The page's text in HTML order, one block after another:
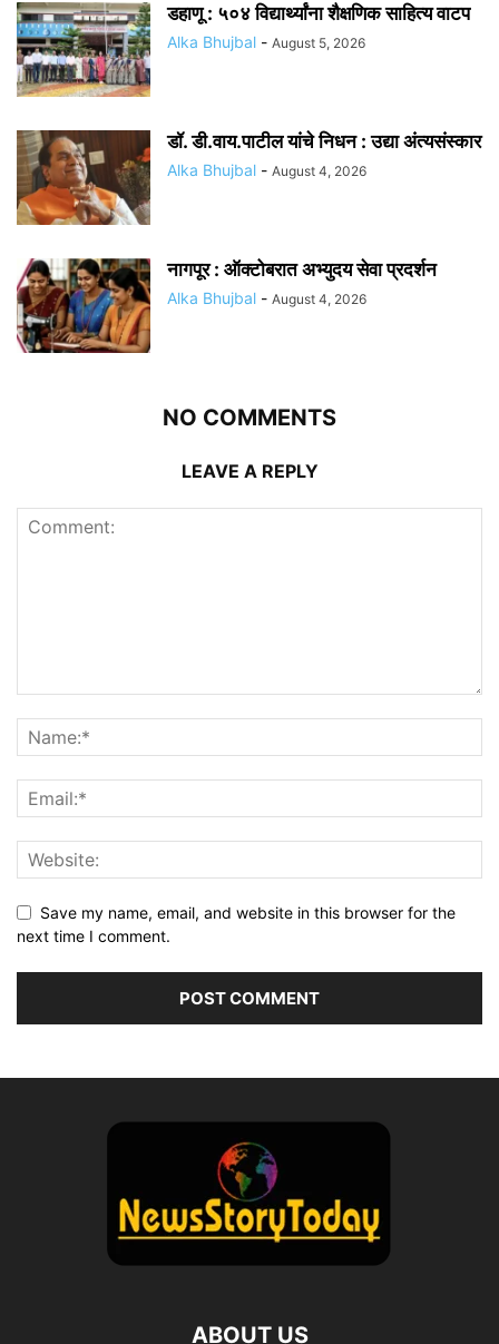
डहाणू : ५०४ विद्यार्थ्यांना शैक्षणिक साहित्य वाटप
Alka Bhujbal - August 5, 2026
डॉ. डी.वाय.पाटील यांचे निधन : उद्या अंत्यसंस्कार
Alka Bhujbal - August 4, 2026
नागपूर : ऑक्टोबरात अभ्युदय सेवा प्रदर्शन
Alka Bhujbal - August 4, 2026
NO COMMENTS
LEAVE A REPLY
Save my name, email, and website in this browser for the
next time I comment.
ABOUT US